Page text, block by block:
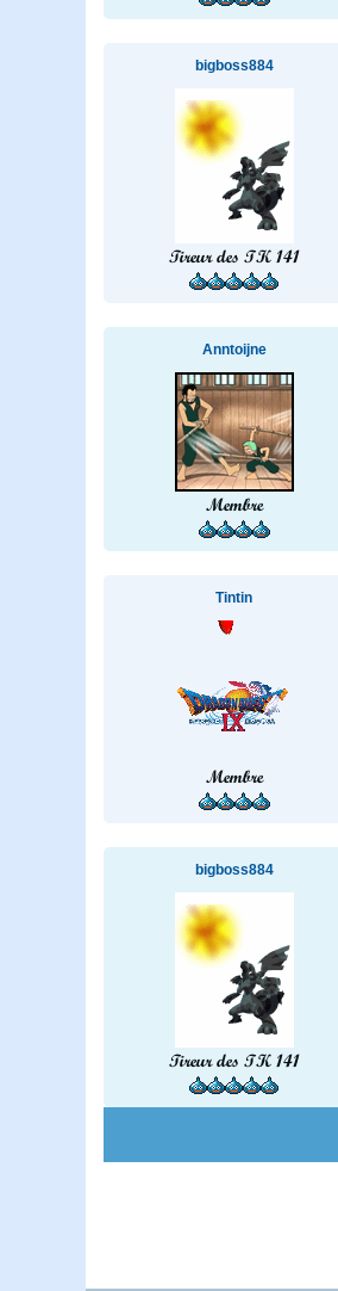
bigboss884
Tireur des TK 141
Anntoijne
Membre
Tintin
Membre
bigboss884
Tireur des TK 141